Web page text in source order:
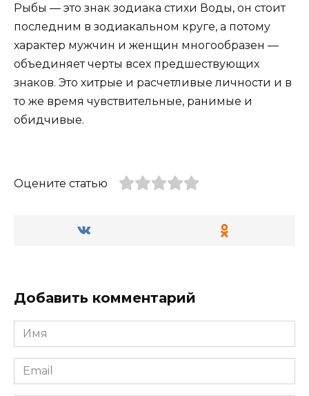
Рыбы — это знак зодиака стихи Воды, он стоит
последним в зодиакальном круге, а потому
характер мужчин и женщин многообразен —
объединяет черты всех предшествующих
знаков. Это хитрые и расчетливые личности и в
то же время чувствительные, ранимые и
обидчивые.
Оцените статью
Добавить комментарий
Имя
*
Email
*